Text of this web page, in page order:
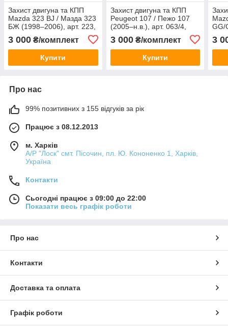
Захист двигуна та КПП
Mazda 323 BJ / Мазда 323
БЖ (1998–2006), арт. 223,
3 000 ₴/комплект
Купити
Захист двигуна та КПП
Peugeot 107 / Пежо 107
(2005–н.в.), арт. 063/4,
3 000₴/комплект
Купити
GG/
3
Про нас
99% позитивних з 155 відгуків за рік
Працює з 08.12.2013
м. Харків
А/Р "Лоск" смт. Пісочин, пл. Ю. Кононенко 1, Харків,
Україна
Контакти
Сьогодні працює з 09:00 до 22:00
Показати весь графік роботи
Про нас
Контакти
Доставка та оплата
Графік роботи